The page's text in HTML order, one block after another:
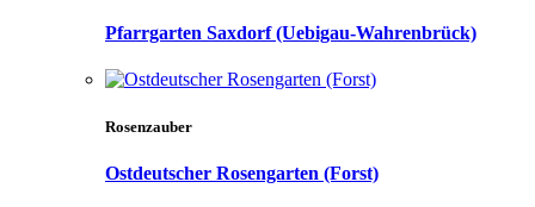
Pfarrgarten Saxdorf (Uebigau-Wahrenbrück)
Rosenzauber
Ostdeutscher Rosengarten (Forst)